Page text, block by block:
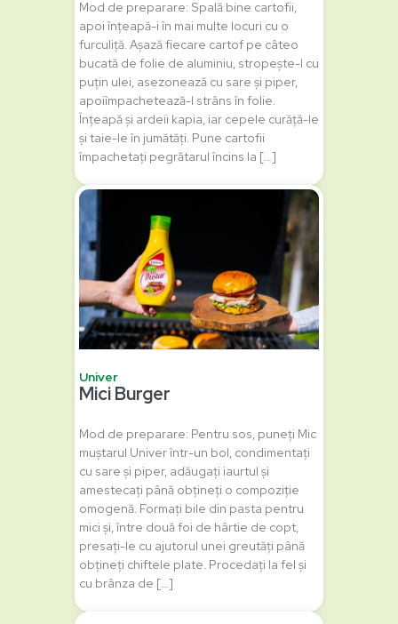
Mod de preparare: Spală bine cartofii,
apoi înțeapă-i în mai multe locuri cu o
furculiță. Așază fiecare cartof pe câteo
bucată de folie de aluminiu, stropește-l cu
puțin ulei, asezonează cu sare și piper,
apoiîmpachetează-l strâns în folie.
Înțeapă și ardeii kapia, iar cepele curăță-le
și taie-le în jumătăți. Pune cartofii
împachetați pegrătarul încins la […]
Univer
Mici Burger
Mod de preparare: Pentru sos, puneți Mic
muștarul Univer într-un bol, condimentați
cu sare și piper, adăugați iaurtul și
amestecați până obțineți o compoziție
omogenă. Formați bile din pasta pentru
mici și, între două foi de hârtie de copt,
presați-le cu ajutorul unei greutăți până
obțineți chiftele plate. Procedați la fel și
cu brânza de […]